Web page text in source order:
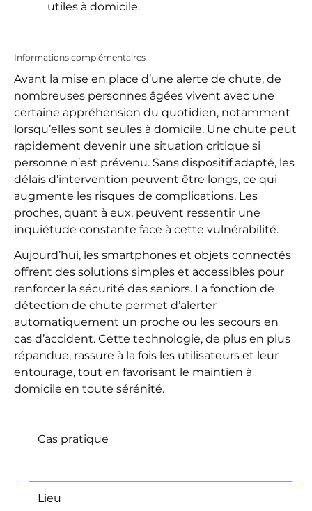
utiles à domicile.
Informations complémentaires
Avant la mise en place d’une alerte de chute, de
nombreuses personnes âgées vivent avec une
certaine appréhension du quotidien, notamment
lorsqu’elles sont seules à domicile. Une chute peut
rapidement devenir une situation critique si
personne n’est prévenu. Sans dispositif adapté, les
délais d’intervention peuvent être longs, ce qui
augmente les risques de complications. Les
proches, quant à eux, peuvent ressentir une
inquiétude constante face à cette vulnérabilité.
Aujourd’hui, les smartphones et objets connectés
offrent des solutions simples et accessibles pour
renforcer la sécurité des seniors. La fonction de
détection de chute permet d’alerter
automatiquement un proche ou les secours en
cas d’accident. Cette technologie, de plus en plus
répandue, rassure à la fois les utilisateurs et leur
entourage, tout en favorisant le maintien à
domicile en toute sérénité.
Cas pratique
Lieu